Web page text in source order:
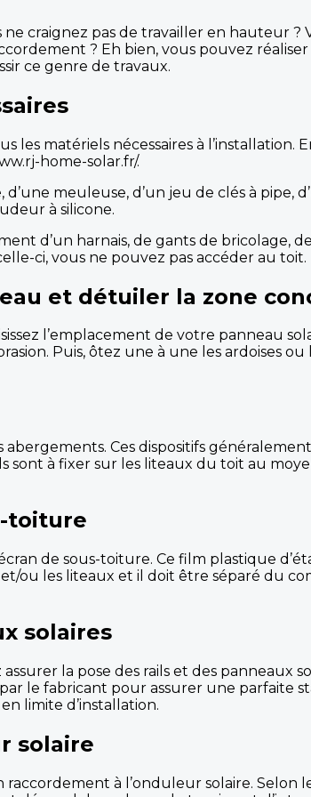
ne craignez pas de travailler en hauteur
? Eh bien, vous pouvez
ce genre de travaux.
les matériels nécessaires à l’installation.
home-solar.fr/.
d’une meuleuse, d’un jeu de clés à
à silicone.
d’un harnais, de gants de bricolage,
ci, vous ne pouvez pas accéder au toit.
et détuiler la zone
l’emplacement de votre panneau
Puis, ôtez une à une les ardoises
Ces dispositifs
à fixer sur les liteaux du toit au
toiture
de sous-toiture. Ce film plastique
et/ou les liteaux et il doit être séparé du
solaires
la pose des rails et des panneaux
le fabricant pour assurer une parfaite
limite d’installation.
solaire
à l’onduleur solaire. Selon